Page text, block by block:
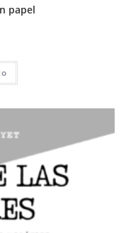
papel